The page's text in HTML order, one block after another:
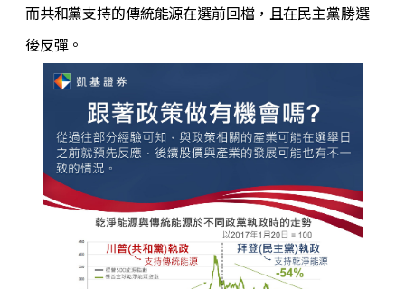
而共和黨支持的傳統能源在選前回檔，且在民主黨勝選
後反彈。